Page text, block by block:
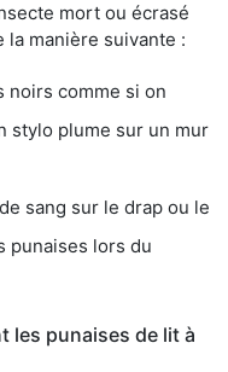
mort ou écrasé
la manière suivante :
noirs comme si on
stylo plume sur un mur
sang sur le drap ou le
punaises lors du
les punaises de lit à